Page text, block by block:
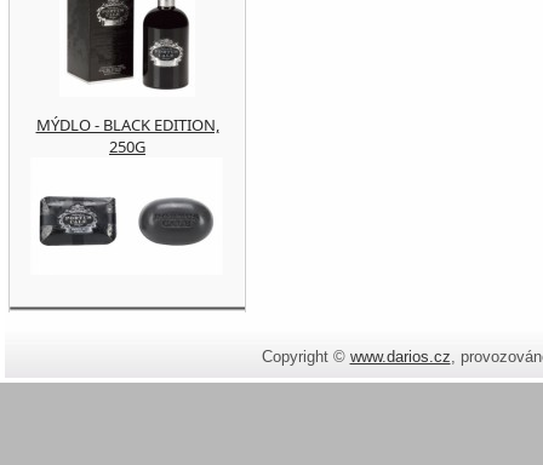
MÝDLO - BLACK EDITION,
250G
Copyright © www.darios.cz,